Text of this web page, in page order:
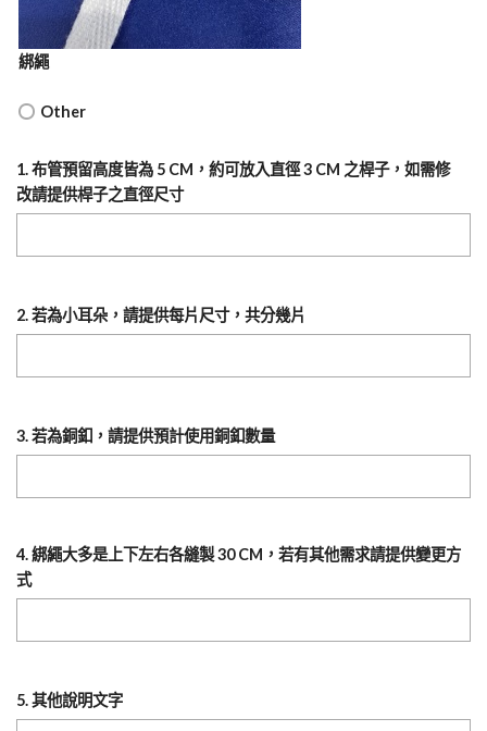
綁繩
Other
1. 布管預留高度皆為 5 CM，約可放入直徑 3 CM 之桿子，如需修
改請提供桿子之直徑尺寸
2. 若為小耳朵，請提供每片尺寸，共分幾片
3. 若為銅釦，請提供預計使用銅釦數量
4. 綁繩大多是上下左右各縫製 30 CM，若有其他需求請提供變更方
式
5. 其他說明文字